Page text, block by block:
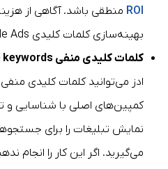
ROI منطقی باشد. آگاهی از
بهینه‌سازی کلمات کلیدی Google Ads نیز کمک می‌کند.
کلمات کلیدی منفی keywords
ادز می‌توانید کلمات کلیدی منفی
کمپین‌های اصلی با شناسایی و
نمایش تبلیغات را برای
می‌گیرید. اگر این کار را انجام